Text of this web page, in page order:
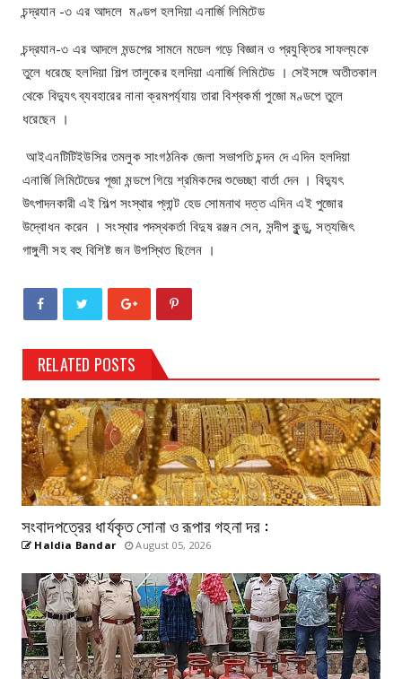
চন্দ্রযান -৩ এর আদলে মণ্ডপ হলদিয়া এনার্জি লিমিটেড
চন্দ্রযান-৩ এর আদলে মন্ডপের সামনে মডেল গড়ে‌ বিজ্ঞান ও প্রযুক্তির সাফল্যকে
তুলে ধরেছে হলদিয়া শিল্প তালুকের হলদিয়া এনার্জি লিমিটেড । সেইসঙ্গে অতীতকাল
থেকে বিদ্যুৎ ব্যবহারের নানা ক্রমপর্য্যায় তারা বিশ্বকর্মা পুজো মণ্ডপে তুলে
ধরেছেন ।
আইএনটিটিইউসির তমলুক সাংগঠনিক জেলা সভাপতি চন্দন দে এদিন হলদিয়া
এনার্জি লিমিটেডের পূজা মন্ডপে গিয়ে শ্রমিকদের শুভেচ্ছা বার্তা দেন । বিদ্যুৎ
উৎপাদনকারী এই শিল্প সংস্থার প্লান্ট হেড সোমনাথ দত্ত এদিন এই পুজোর
উদ্বোধন করেন । সংস্থার পদস্থকর্তা বিদুষ রঞ্জন সেন, সন্দীপ কুন্ডু, সত্যজিৎ
গাঙ্গুলী সহ বহু বিশিষ্ট জন উপস্থিত ছিলেন ।
RELATED POSTS
সংবাদপত্রের ধার্যকৃত সোনা ও রূপার গহনা দর :
Haldia Bandar August 05, 2026